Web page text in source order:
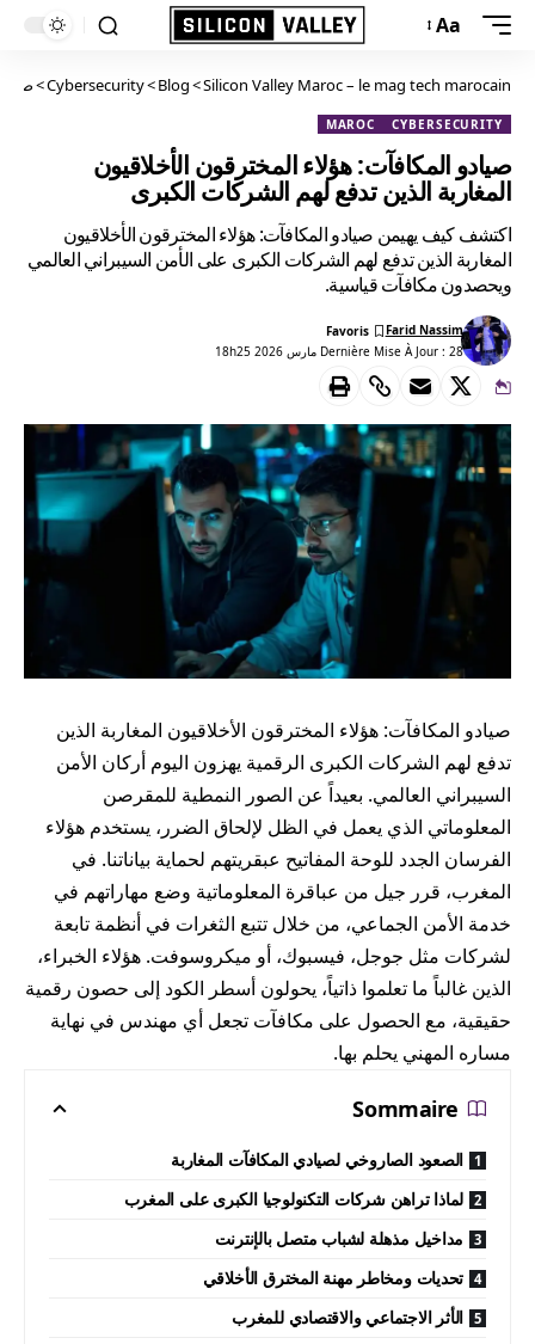
Aa
Silicon Valley Maroc – le mag tech marocain
>
Blog
>
Cybersecurity
>
CYBERSECURITY
MAROC
صيادو المكافآت: هؤلاء المخترقون الأخلاقيون
المغاربة الذين تدفع لهم الشركات الكبرى
اكتشف كيف يهيمن صيادو المكافآت: هؤلاء المخترقون الأخلاقيون
المغاربة الذين تدفع لهم الشركات الكبرى على الأمن السيبراني العالمي
ويحصدون مكافآت قياسية.
Dernière Mise À Jour : 28 مارس 2026 18h25
Farid Nassim
صيادو المكافآت: هؤلاء المخترقون الأخلاقيون المغاربة الذين
تدفع لهم الشركات الكبرى الرقمية يهزون اليوم أركان الأمن
السيبراني العالمي. بعيداً عن الصور النمطية للمقرصن
المعلوماتي الذي يعمل في الظل لإلحاق الضرر، يستخدم هؤلاء
الفرسان الجدد للوحة المفاتيح عبقريتهم لحماية بياناتنا. في
المغرب، قرر جيل من عباقرة المعلوماتية وضع مهاراتهم في
خدمة الأمن الجماعي، من خلال تتبع الثغرات في أنظمة تابعة
لشركات مثل جوجل، فيسبوك، أو ميكروسوفت. هؤلاء الخبراء،
الذين غالباً ما تعلموا ذاتياً، يحولون أسطر الكود إلى حصون رقمية
حقيقية، مع الحصول على مكافآت تجعل أي مهندس في نهاية
مساره المهني يحلم بها.
Sommaire
الصعود الصاروخي لصيادي المكافآت المغاربة
لماذا تراهن شركات التكنولوجيا الكبرى على المغرب
مداخيل مذهلة لشباب متصل بالإنترنت
تحديات ومخاطر مهنة المخترق الأخلاقي
الأثر الاجتماعي والاقتصادي للمغرب